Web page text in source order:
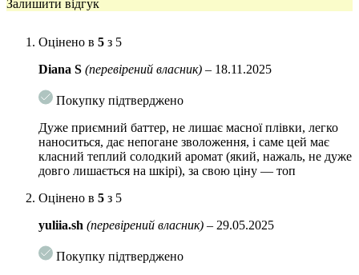
освіжити шкіру, нанесіть на суху шкіру та ретельно помасажуйте.
Застосовуйте так часто, як це необхідно.
Залишити відгук
Оцінено в 5 з 5
Diana S (перевірений власник) – 18.11.2025
Покупку підтверджено
Дуже приємний баттер, не лишає масної плівки, легко
наноситься, дає непогане зволоження, і саме цей має
класний теплий солодкий аромат (який, нажаль, не дуже
довго лишається на шкірі), за свою ціну — топ
Оцінено в 5 з 5
yuliia.sh (перевірений власник) – 29.05.2025
Покупку підтверджено